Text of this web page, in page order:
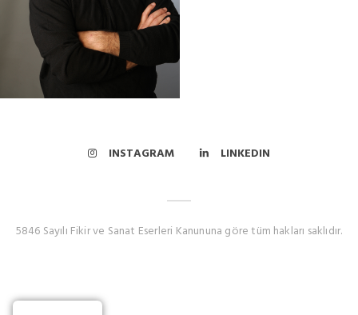
INSTAGRAM LINKEDIN
5846 Sayılı Fikir ve Sanat Eserleri Kanununa göre tüm hakları saklıdır.